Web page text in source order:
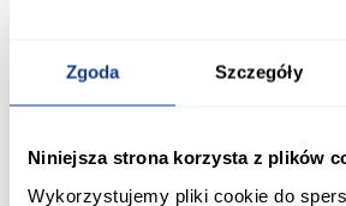
Zgoda Szczegóły
Niniejsza strona korzysta z plików
Wykorzystujemy pliki cookie do